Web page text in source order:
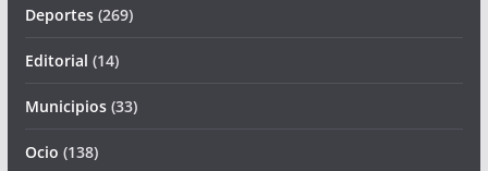
Deportes(269)
Editorial (14)
Municipios(33)
Ocio (138)